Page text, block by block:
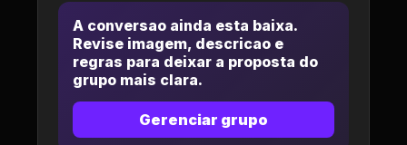
A conversao ainda esta baixa.
Revise imagem, descricao e
regras para deixar a proposta do
grupo mais clara.
Gerenciar grupo